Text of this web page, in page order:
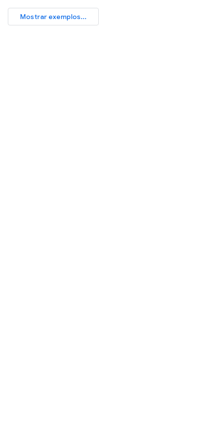
Mostrar exemplos...